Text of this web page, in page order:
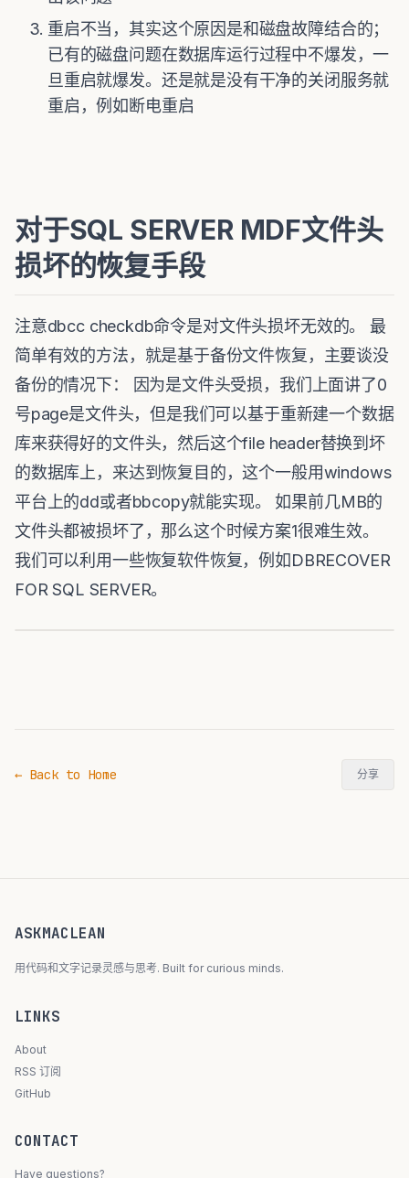
重启不当，其实这个原因是和磁盘故障结合的；
已有的磁盘问题在数据库运行过程中不爆发，一
旦重启就爆发。还是就是没有干净的关闭服务就
重启，例如断电重启
对于SQL SERVER MDF文件头
损坏的恢复手段
注意dbcc checkdb命令是对文件头损坏无效的。 最
简单有效的方法，就是基于备份文件恢复，主要谈没
备份的情况下： 因为是文件头受损，我们上面讲了0
号page是文件头，但是我们可以基于重新建一个数据
库来获得好的文件头，然后这个file header替换到坏
的数据库上，来达到恢复目的，这个一般用windows
平台上的dd或者bbcopy就能实现。 如果前几MB的
文件头都被损坏了，那么这个时候方案1很难生效。
我们可以利用一些恢复软件恢复，例如DBRECOVER
FOR SQL SERVER。
← Back to Home 分享
ASKMACLEAN
用代码和文字记录灵感与思考. Built for curious minds.
LINKS
About
RSS 订阅
GitHub
CONTACT
Have questions?